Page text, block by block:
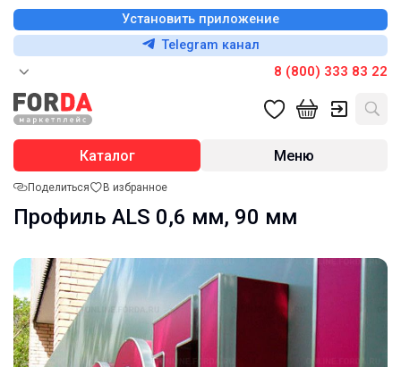
Установить приложение
Telegram канал
8 (800) 333 83 22
Каталог Меню
Поделиться В избранное
Профиль ALS 0,6 мм, 90 мм